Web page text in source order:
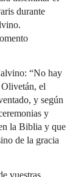
durante
“No hay
el
y según
y
la Biblia y que
de la gracia
vuestras